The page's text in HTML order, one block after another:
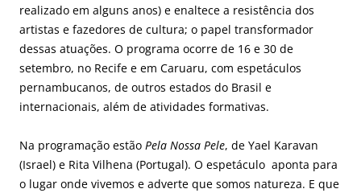
realizado em alguns anos) e enaltece a resistência dos
artistas e fazedores de cultura; o papel transformador
dessas atuações. O programa ocorre de 16 e 30 de
setembro, no Recife e em Caruaru, com espetáculos
pernambucanos, de outros estados do Brasil e
internacionais, além de atividades formativas.
Na programação estão Pela Nossa Pele, de Yael Karavan
(Israel) e Rita Vilhena (Portugal). O espetáculo aponta para
o lugar onde vivemos e adverte que somos natureza. E que